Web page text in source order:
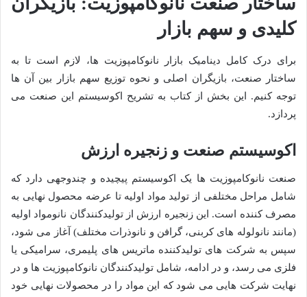
کلیدی و سهم بازار
برای درک کامل دینامیک بازار نانوکامپوزیت ها، لازم است تا به
ساختار صنعت، بازیگران اصلی و نحوه توزیع سهم بازار بین آن ها
توجه کنیم. این بخش از کتاب به تشریح اکوسیستم این صنعت می
پردازد.
اکوسیستم صنعت و زنجیره ارزش
صنعت نانوکامپوزیت ها یک اکوسیستم پیچیده و چندوجهی دارد که
شامل مراحل مختلفی از تولید مواد اولیه تا عرضه محصول نهایی به
مصرف کننده است. این زنجیره ارزش از تولیدکنندگان نانومواد اولیه
(مانند نانولوله های کربنی، گرافن و نانوذرات مختلف) آغاز می شود،
سپس به شرکت های تولیدکننده ماتریس های پلیمری، سرامیکی یا
فلزی می رسد، و در ادامه، شامل تولیدکنندگان نانوکامپوزیت ها و در
نهایت شرکت هایی می شود که این مواد را در محصولات نهایی خود